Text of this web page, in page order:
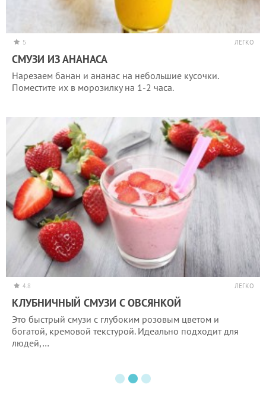
5 ЛЕГКО
СМУЗИ ИЗ АНАНАСА
Нарезаем банан и ананас на небольшие кусочки.
Поместите их в морозилку на 1-2 часа.
4.8 ЛЕГКО
КЛУБНИЧНЫЙ СМУЗИ С ОВСЯНКОЙ
Это быстрый смузи с глубоким розовым цветом и
богатой, кремовой текстурой. Идеально подходит для
людей,…